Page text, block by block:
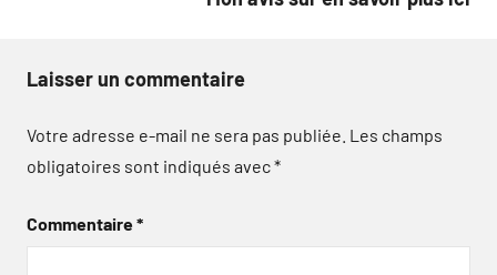
Laisser un commentaire
Votre adresse e-mail ne sera pas publiée. Les champs
obligatoires sont indiqués avec*
Commentaire*